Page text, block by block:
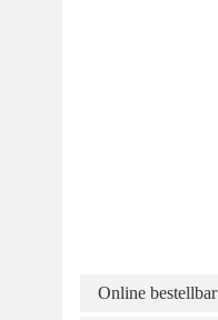
Online bestellbar